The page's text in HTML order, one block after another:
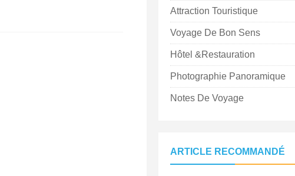
Attraction Touristique
Voyage De Bon Sens
Hôtel &Restauration
Photographie Panoramique
Notes De Voyage
ARTICLE RECOMMANDÉ